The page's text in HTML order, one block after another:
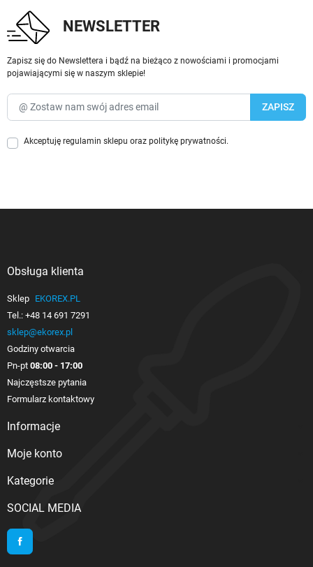
NEWSLETTER
Zapisz się do Newslettera i bądź na bieżąco z nowościami i promocjami
pojawiającymi się w naszym sklepie!
Akceptuję regulamin sklepu oraz politykę prywatności.
Obsługa klienta
Sklep EKOREX.PL
Tel.: +48 14 691 7291
sklep@ekorex.pl
Godziny otwarcia
Pn-pt 08:00 - 17:00
Najczęstsze pytania
Formularz kontaktowy
Informacje
Moje konto
Kategorie
SOCIAL MEDIA
Facebook